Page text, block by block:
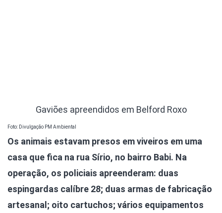
Gaviões apreendidos em Belford Roxo
Foto: Divulgação PM Ambiental
Os animais estavam presos em viveiros em uma
casa que fica na rua Sírio, no bairro Babi. Na
operação, os policiais apreenderam: duas
espingardas calíbre 28; duas armas de fabricação
artesanal; oito cartuchos; vários equipamentos